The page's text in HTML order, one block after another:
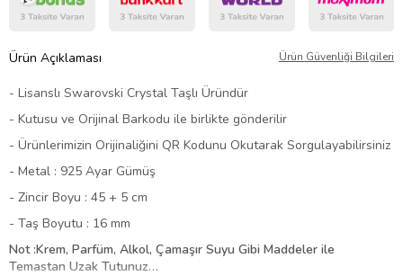
Ürün Açıklaması Ürün Güvenliği Bilgileri
- Lisanslı Swarovski Crystal Taşlı Üründür
- Kutusu ve Orijinal Barkodu ile birlikte gönderilir
- Ürünlerimizin Orijinaliğini QR Kodunu Okutarak Sorgulayabilirsiniz
- Metal : 925 Ayar Gümüş
- Zincir Boyu : 45 + 5 cm
- Taş Boyutu : 16 mm
Not :Krem, Parfüm, Alkol, Çamaşır Suyu Gibi Maddeler ile
Temastan Uzak Tutunuz…